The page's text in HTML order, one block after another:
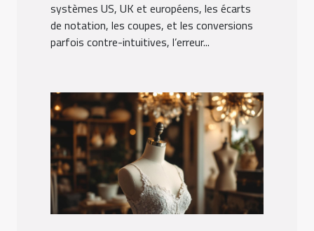
systèmes US, UK et européens, les écarts
de notation, les coupes, et les conversions
parfois contre-intuitives, l’erreur...